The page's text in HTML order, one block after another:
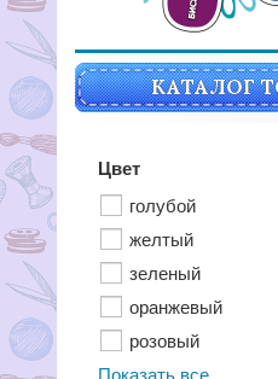
КАТАЛОГ
Цвет
голубой
желтый
зеленый
оранжевый
розовый
Показать все